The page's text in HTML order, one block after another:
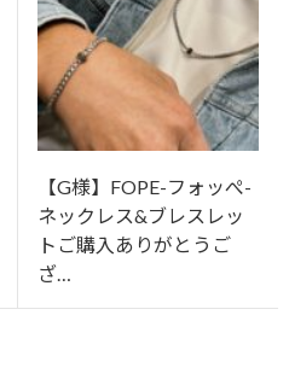
【G様】FOPE-フォッぺ-
ネックレス&ブレスレッ
トご購入ありがとうご
ざ…